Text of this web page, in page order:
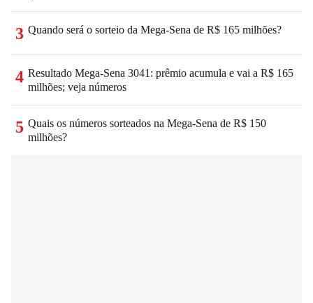
3 Quando será o sorteio da Mega-Sena de R$ 165 milhões?
4 Resultado Mega-Sena 3041: prêmio acumula e vai a R$ 165
milhões; veja números
5 Quais os números sorteados na Mega-Sena de R$ 150
milhões?